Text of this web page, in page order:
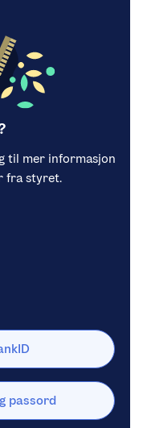
til mer informasjon
fra styret.
passord